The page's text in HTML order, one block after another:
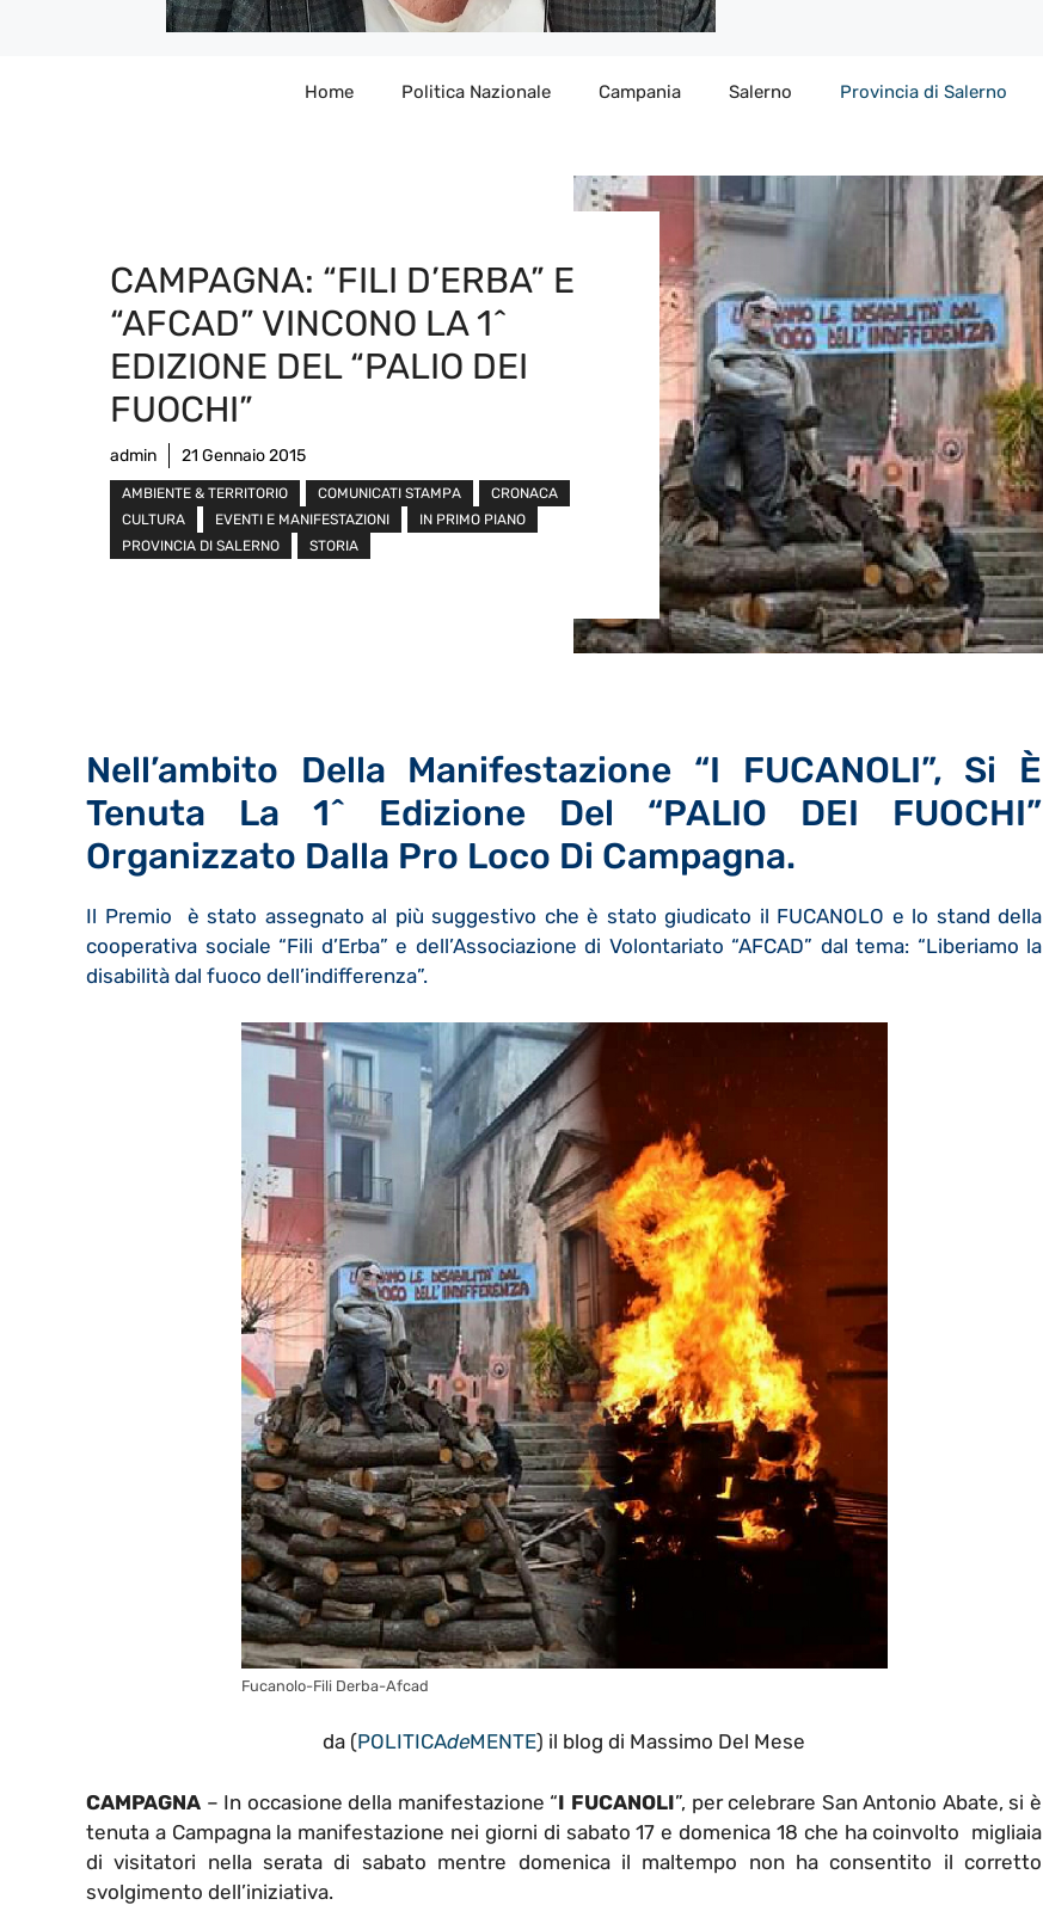
Home Politica Nazionale Campania Salerno Provincia di Salerno
CAMPAGNA: “FILI D’ERBA” E
“AFCAD” VINCONO LA 1^
EDIZIONE DEL “PALIO DEI
FUOCHI”
admin 21 Gennaio 2015
AMBIENTE & TERRITORIO COMUNICATI STAMPA
CRONACA
CULTURA
EVENTI E MANIFESTAZIONI
IN PRIMO PIANO
PROVINCIA DI SALERNO
STORIA
Nell’ambito Della Manifestazione “I FUCANOLI”, Si È
Tenuta La 1^ Edizione Del “PALIO DEI FUOCHI”
Organizzato Dalla Pro Loco Di Campagna.
Il Premio è stato assegnato al più suggestivo che è stato giudicato il FUCANOLO e lo stand della
cooperativa sociale “Fili d’Erba” e dell’Associazione di Volontariato “AFCAD” dal tema: “Liberiamo la
disabilità dal fuoco dell’indifferenza”.
Fucanolo-Fili Derba-Afcad
da (POLITICAdeMENTE) il blog di Massimo Del Mese
CAMPAGNA – In occasione della manifestazione “I FUCANOLI”, per celebrare San Antonio Abate, si è
tenuta a Campagna la manifestazione nei giorni di sabato 17 e domenica 18 che ha coinvolto migliaia
di visitatori nella serata di sabato mentre domenica il maltempo non ha consentito il corretto
svolgimento dell’iniziativa.